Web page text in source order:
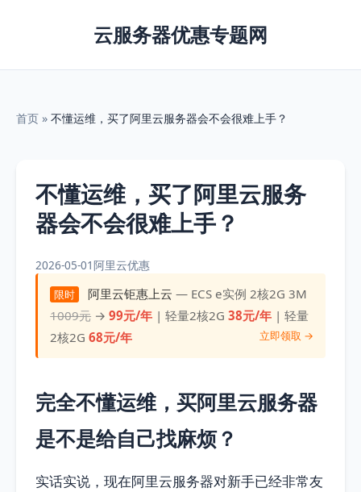
云服务器优惠专题网
首页 » 不懂运维，买了阿里云服务器会不会很难上手？
不懂运维，买了阿里云服务
器会不会很难上手？
2026-05-01阿里云优惠
限时 阿里云钜惠上云 — ECS e实例 2核2G 3M
1009元 →99元/年 | 轻量2核2G38元/年 | 轻量
2核2G68元/年 立即领取 →
完全不懂运维，买阿里云服务器
是不是给自己找麻烦？
实话实说，现在阿里云服务器对新手已经非常友